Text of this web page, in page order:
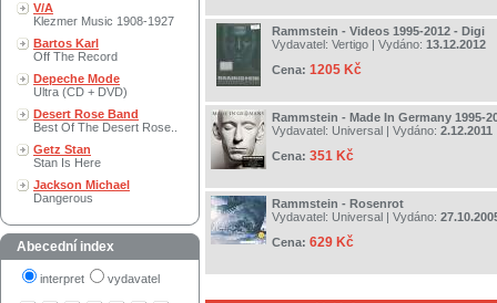
V/A
Klezmer Music 1908-1927
Bartos Karl
Off The Record
Depeche Mode
Ultra (CD + DVD)
Desert Rose Band
Best Of The Desert Rose..
Getz Stan
Stan Is Here
Jackson Michael
Dangerous
Abecední index
interpret vydavatel
Rammstein - Videos 1995-2012 - Digi
Vydavatel: Vertigo | Vydáno: 13.12.2012
Cena: 1205 Kč
Rammstein - Made In Germany 1995-
Vydavatel: Universal | Vydáno: 2.12.2011
Cena: 351 Kč
Rammstein - Rosenrot
Vydavatel: Universal | Vydáno:
Cena: 629 Kč